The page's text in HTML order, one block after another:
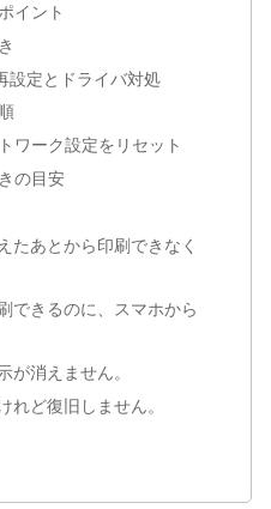
イント
設定とドライバ対処
ワーク設定をリセット
の目安
たあとから印刷できなく
できるのに、スマホから
が消えません。
れど復旧しません。